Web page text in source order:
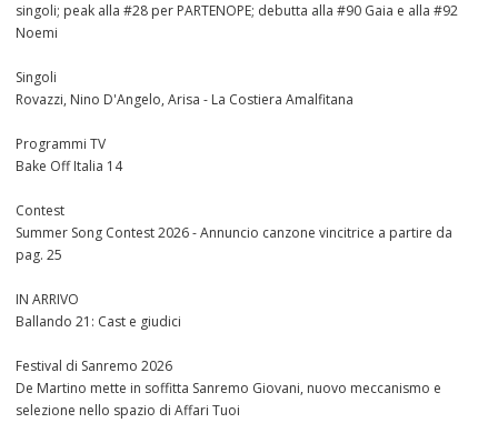
singoli; peak alla #28 per PARTENOPE; debutta alla #90 Gaia e alla #92
Noemi
Singoli
Rovazzi, Nino D'Angelo, Arisa - La Costiera Amalfitana
Programmi TV
Bake Off Italia 14
Contest
Summer Song Contest 2026 - Annuncio canzone vincitrice a partire da
pag. 25
IN ARRIVO
Ballando 21: Cast e giudici
Festival di Sanremo 2026
De Martino mette in soffitta Sanremo Giovani, nuovo meccanismo e
selezione nello spazio di Affari Tuoi